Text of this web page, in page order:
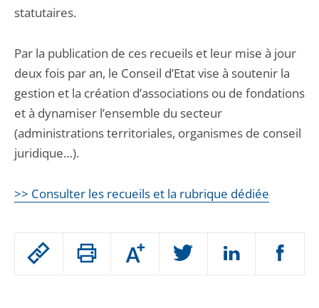
Passer
Augmenter
ou
statutaires.
Par la publication de ces recueils et leur mise à jour
deux fois par an, le Conseil d’Etat vise à soutenir la
gestion et la création d’associations ou de fondations
et à dynamiser l’ensemble du secteur
(administrations territoriales, organismes de conseil
juridique…).
>> Consulter les recueils et la rubrique dédiée